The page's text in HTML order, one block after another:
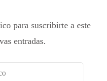
para suscribirte a este
entradas.